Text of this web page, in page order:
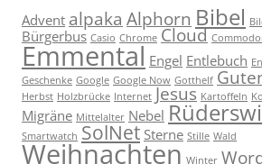
Advent alpaka Alphorn Bibel
Bürgerbus Casio Chrome Cloud
Emmental Engel Entlebuch
Geschenke Google Google Now Gotthelf
Herbst Holzbrücke Internet Jesus Kartoffeln
Migräne Mittelalter Nebel
Smartwatch SolNet Sterne Stille Wald
Weihnachten Winter